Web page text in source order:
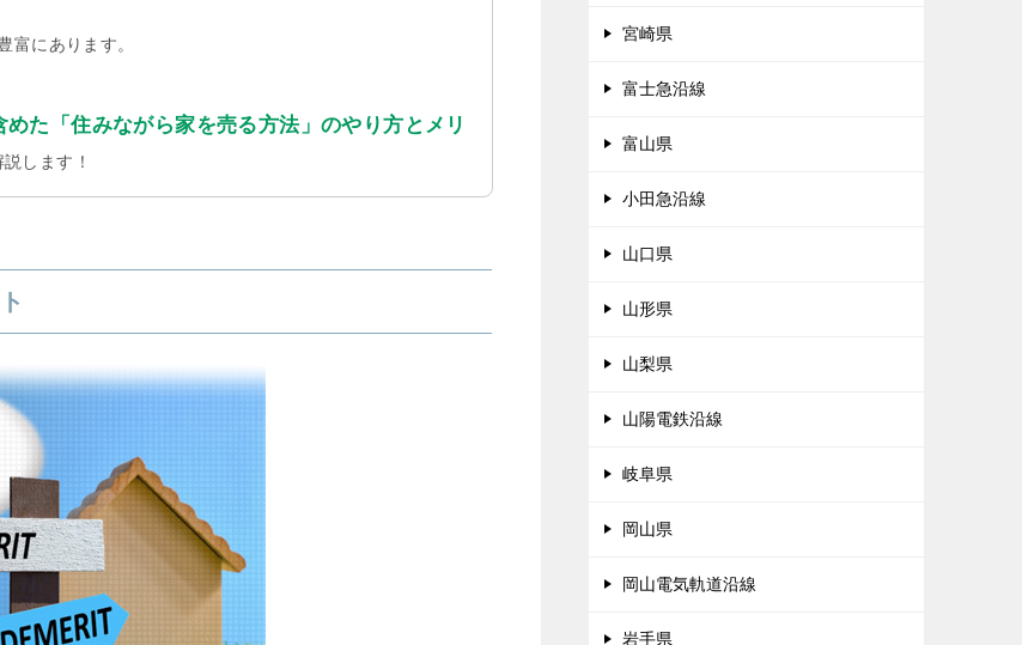
富にあります。
めた「住みながら家を売る方法」のやり方とメリ
します！
宮崎県
富士急沿線
富山県
小田急沿線
山口県
山形県
山梨県
山陽電鉄沿線
岐阜県
岡山県
岡山電気軌道沿線
岩手県